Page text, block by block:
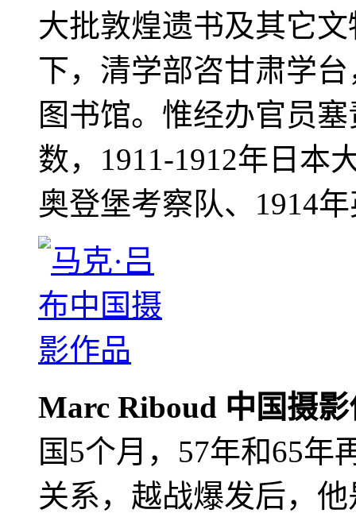
大批敦煌遗书及其它
下，清学部咨甘肃学
图书馆。惟经办官员
数，1911-1912年日本
奥登堡考察队、1914
Marc Riboud 中国摄
国5个月，57年和65年
关系，越战爆发后，